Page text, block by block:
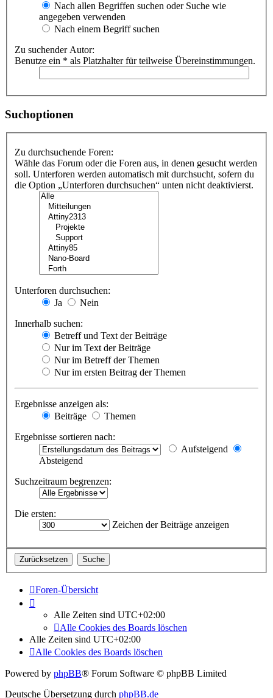
Nach allen Begriffen suchen oder Suche wie
angegeben verwenden
Nach einem Begriff suchen
Zu suchender Autor:
Benutze ein * als Platzhalter für teilweise Übereinstimmungen.
Suchoptionen
Zu durchsuchende Foren:
Wähle das Forum oder die Foren aus, in denen gesucht werden
soll. Unterforen werden automatisch mit durchsucht, sofern du
die Option „Unterforen durchsuchen“ unten nicht deaktivierst.
Unterforen durchsuchen:
Ja
Nein
Innerhalb suchen:
Betreff und Text der Beiträge
Nur im Text der Beiträge
Nur im Betreff der Themen
Nur im ersten Beitrag der Themen
Ergebnisse anzeigen als:
Beiträge
Themen
Ergebnisse sortieren nach:
Aufsteigend
Absteigend
Suchzeitraum begrenzen:
Die ersten:
Zeichen der Beiträge anzeigen
Foren-Übersicht
Alle Zeiten sind UTC+02:00
Alle Cookies des Boards löschen
Alle Zeiten sind UTC+02:00
Alle Cookies des Boards löschen
Powered by phpBB® Forum Software © phpBB Limited
Deutsche Übersetzung durch phpBB.de